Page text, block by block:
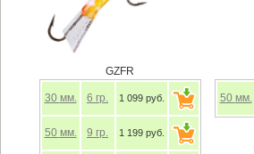
GZFR
30 мм. 6 гр. 1 099 руб.
50 мм. 9 гр. 1 199 руб.
50 мм.